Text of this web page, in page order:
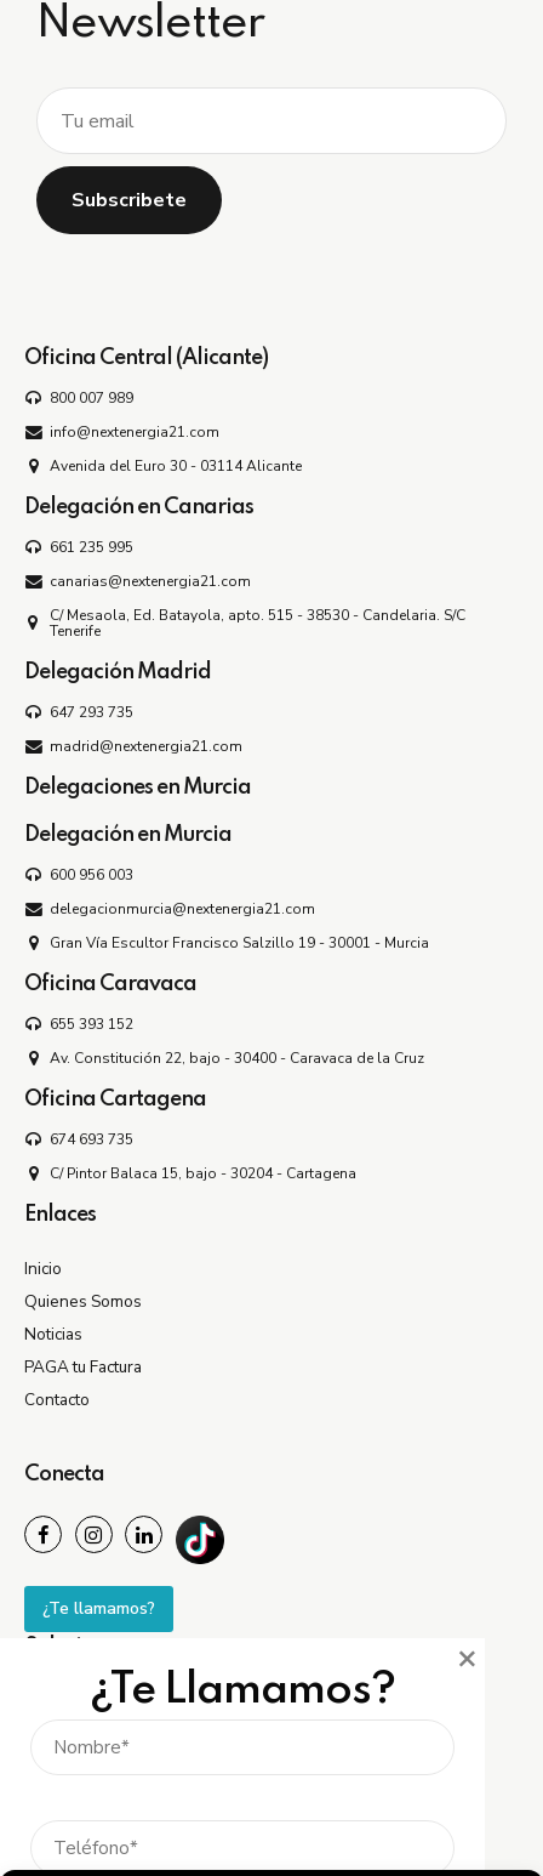
Newsletter
Oficina Central (Alicante)
800 007 989
info@nextenergia21.com
Avenida del Euro 30 - 03114 Alicante
Delegación en Canarias
661 235 995
canarias@nextenergia21.com
C/ Mesaola, Ed. Batayola, apto. 515 - 38530 - Candelaria. S/C
Tenerife
Delegación Madrid
647 293 735
madrid@nextenergia21.com
Delegaciones en Murcia
Delegación en Murcia
600 956 003
delegacionmurcia@nextenergia21.com
Gran Vía Escultor Francisco Salzillo 19 - 30001 - Murcia
Oficina Caravaca
655 393 152
Av. Constitución 22, bajo - 30400 - Caravaca de la Cruz
Oficina Cartagena
674 693 735
C/ Pintor Balaca 15, bajo - 30204 - Cartagena
Enlaces
Inicio
Quienes Somos
Noticias
PAGA tu Factura
Contacto
Conecta
¿Te llamamos?
Tarifa HOGAR
Tarifa NEGOCIO
Placas Solares GRATIS
¿Te Llamamos?
×